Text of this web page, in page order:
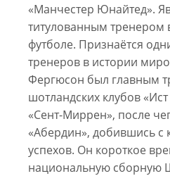
«Манчестер Юнайтед».
титулованным тренером
футболе. Признаётся
тренеров в истории
Фергюсон был главным
шотландских клубов
«Сент-Миррен», после
«Абердин», добившись
успехов. Он короткое
национальную сборную